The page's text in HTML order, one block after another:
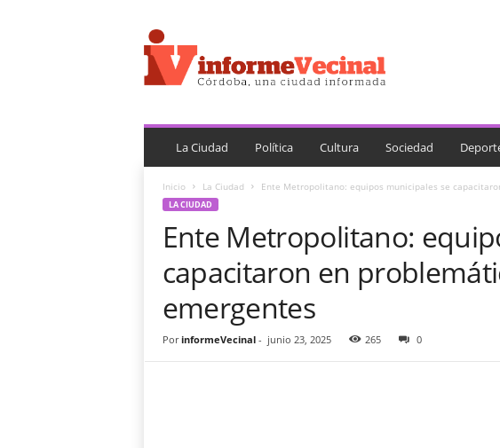
n
f
o
e
e
La Ciudad Política Cultura Sociedad
Inicio La Ciudad Ente Metropolitano: equipos municipales se
LA CIUDAD
Ente Metropolitano:
capacitaron en
emergentes
Por informeVecinal- junio 23, 2025 265 0